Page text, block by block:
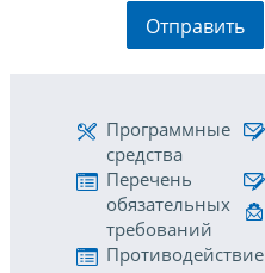
Отправить
Программные
средства
Перечень
обязательных
требований
Противодействие